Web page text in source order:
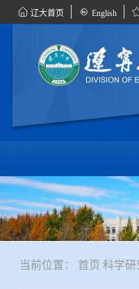
辽大首页 English
当前位置： 首页 科学研